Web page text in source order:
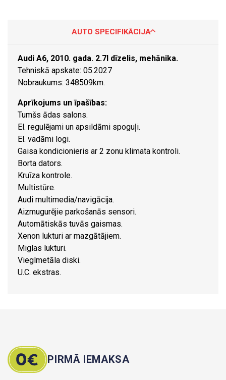
AUTO SPECIFIKĀCIJA
Audi A6, 2010. gada. 2.7l dīzelis, mehānika.
Tehniskā apskate: 05.2027
Nobraukums: 348509km.
Aprīkojums un īpašības:
Tumšs ādas salons.
El. regulējami un apsildāmi spoguļi.
El. vadāmi logi.
Gaisa kondicionieris ar 2 zonu klimata kontroli.
Borta dators.
Kruīza kontrole.
Multistūre.
Audi multimedia/navigācija.
Aizmugurējie parkošanās sensori.
Automātiskās tuvās gaismas.
Xenon lukturi ar mazgātājiem.
Miglas lukturi.
Vieglmetāla diski.
U.C. ekstras.
PIRMĀ IEMAKSA